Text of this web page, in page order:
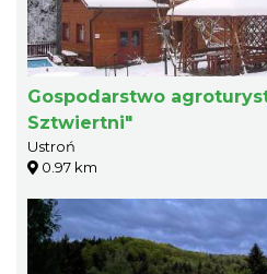
Gospodarstwo
Sztwiertni"
Ustroń
0.97 km